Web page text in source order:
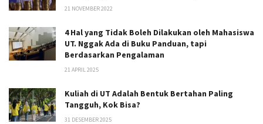
21 NOVEMBER 2022
4 Hal yang Tidak Boleh Dilakukan oleh Mahasiswa
UT. Nggak Ada di Buku Panduan, tapi
Berdasarkan Pengalaman
21 APRIL 2025
Kuliah di UT Adalah Bentuk Bertahan Paling
Tangguh, Kok Bisa?
31 DESEMBER 2025